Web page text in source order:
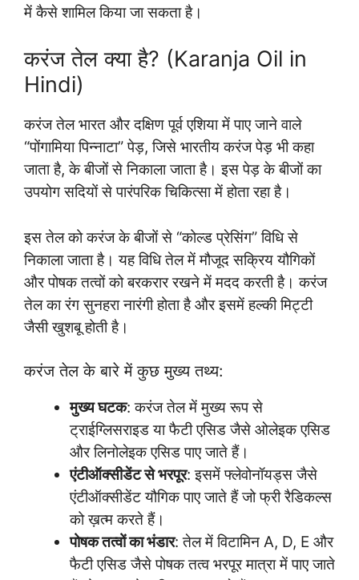
में कैसे शामिल किया जा सकता है।
करंज तेल क्या है? (Karanja Oil in
Hindi)
करंज तेल भारत और दक्षिण पूर्व एशिया में पाए जाने वाले
“पोंगामिया पिन्नाटा” पेड़, जिसे भारतीय करंज पेड़ भी कहा
जाता है, के बीजों से निकाला जाता है। इस पेड़ के बीजों का
उपयोग सदियों से पारंपरिक चिकित्सा में होता रहा है।
इस तेल को करंज के बीजों से “कोल्ड प्रेसिंग” विधि से
निकाला जाता है। यह विधि तेल में मौजूद सक्रिय यौगिकों
और पोषक तत्वों को बरकरार रखने में मदद करती है। करंज
तेल का रंग सुनहरा नारंगी होता है और इसमें हल्की मिट्टी
जैसी खुशबू होती है।
करंज तेल के बारे में कुछ मुख्य तथ्य:
मुख्य घटक: करंज तेल में मुख्य रूप से
ट्राईग्लिसराइड या फैटी एसिड जैसे ओलेइक एसिड
और लिनोलेइक एसिड पाए जाते हैं।
एंटीऑक्सीडेंट से भरपूर: इसमें फ्लेवोनॉयड्स जैसे
एंटीऑक्सीडेंट यौगिक पाए जाते हैं जो फ्री रैडिकल्स
को ख़त्म करते हैं।
पोषक तत्वों का भंडार: तेल में विटामिन A, D, E और
फैटी एसिड जैसे पोषक तत्व भरपूर मात्रा में पाए जाते